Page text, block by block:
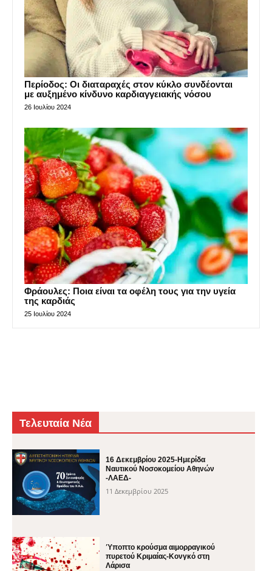
Περίοδος: Οι διαταραχές στον κύκλο συνδέονται
με αυξημένο κίνδυνο καρδιαγγειακής νόσου
26 Ιουλίου 2024
Φράουλες: Ποια είναι τα οφέλη τους για την υγεία
της καρδιάς
25 Ιουλίου 2024
Τελευταία Νέα
16 Δεκεμβρίου 2025-Ημερίδα
Ναυτικού Νοσοκομείου Αθηνών
-ΛΑΕΔ-
11 Δεκεμβρίου 2025
Ύποπτο κρούσμα αιμορραγικού
πυρετού Κριμαίας-Κονγκό στη
Λάρισα